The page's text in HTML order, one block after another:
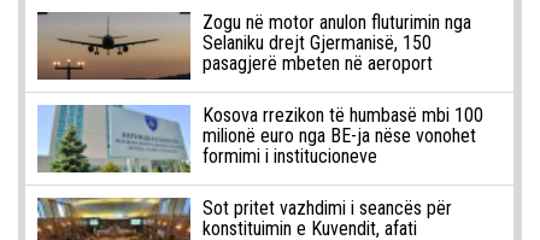
Zogu në motor anulon fluturimin nga
Selaniku drejt Gjermanisë, 150
pasagjerë mbeten në aeroport
Kosova rrezikon të humbasë mbi 100
milionë euro nga BE-ja nëse vonohet
formimi i institucioneve
Sot pritet vazhdimi i seancës për
konstituimin e Kuvendit, afati